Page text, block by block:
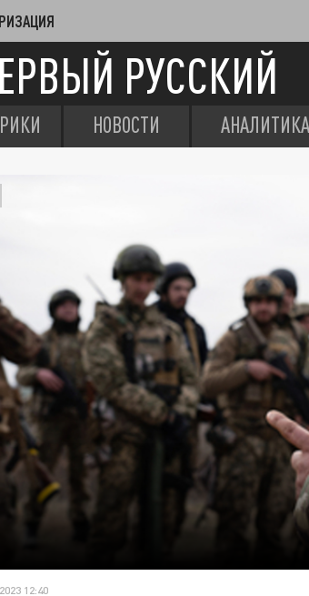
РУССКИЙ
НОВОСТИ АНАЛИТИКА
12:40